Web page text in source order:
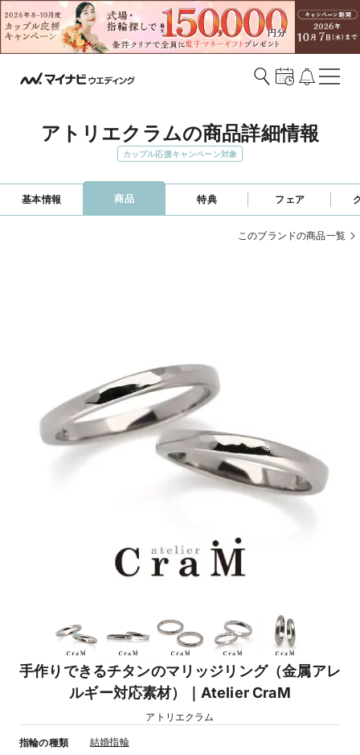
アトリエクラムの商品詳細情報
カップル応援キャンペーン対象
基本情報 商品 特典 フェア
このブランドの商品一覧
手作りできるチタンのマリッジリング（金属アレ
ルギー対応素材）｜Atelier CraM
アトリエクラム
指輪の種類 結婚指輪